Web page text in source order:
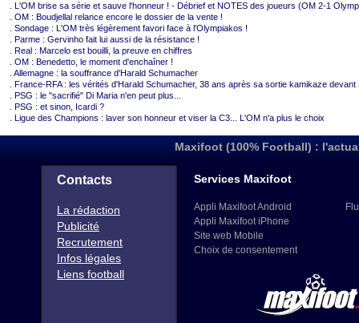
. L'OM brise sa série et sauve l'honneur ! - Débrief et NOTES des joueurs (OM 2-1
. OM : Boudjellal relance encore le dossier de la vente !
. Sondage : L'OM très légèrement favori face à l'Olympiakos !
. Parme : Gervinho fait lui aussi de la résistance !
. Real : Marcelo est bouilli, la preuve en chiffres
. OM : Benedetto, le moment d'enchaîner !
. Allemagne : la souffrance d'Harald Schumacher
. France-RFA : les vérités d'Harald Schumacher, 38 ans après sa sortie kamikaze devant
. PSG : le "sacrifié" Di Maria n'en peut plus...
. PSG : et sinon, Icardi ?
. Ligue des Champions : laver son honneur et viser la C3... L'OM n'a plus le choix
Maxifoot (100% Football) :
Contacts
La rédaction
Publicité
Recrutement
Infos légales
Liens football
Services Maxifoot
Appli Maxifoot Android
Appli Maxifoot iPhone
Site web Mobile
Choix de consentement